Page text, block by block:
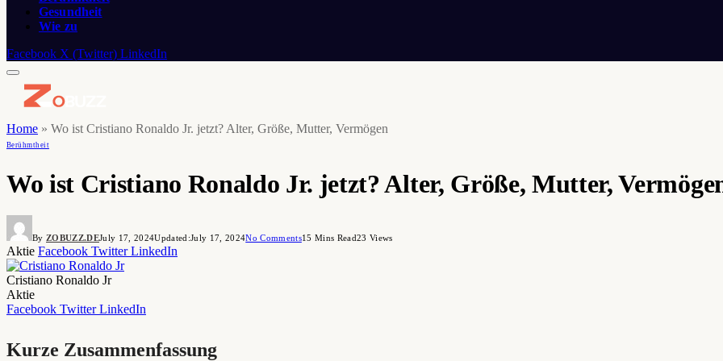
Gesundheit
Wie zu
Facebook X (Twitter) LinkedIn
Home » Wo ist Cristiano Ronaldo Jr. jetzt? Alter, Größe, Mutter, Vermögen
Berühmtheit
Wo ist Cristiano Ronaldo Jr. jetzt? Alter, Größe, Mutter,
By ZOBUZZ.DEJuly 17, 2024Updated:July 17, 2024No Comments15 Mins Read23 Views
Aktie Facebook Twitter LinkedIn
Cristiano Ronaldo Jr
Aktie
Facebook Twitter LinkedIn
Kurze Zusammenfassung